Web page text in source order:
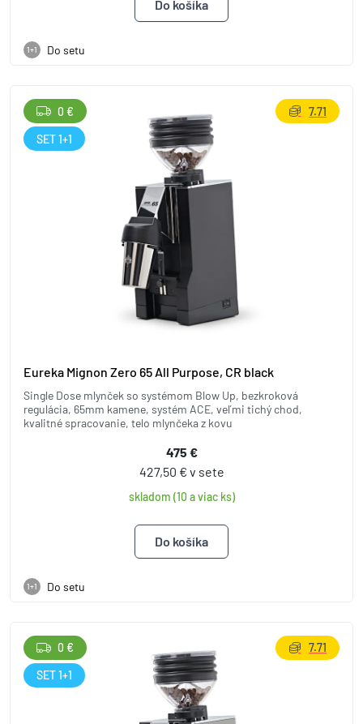
1+1 Do setu
Eureka Mignon Zero 65 All Purpose, CR black
Single Dose mlynček so systémom Blow Up, bezkroková
regulácia, 65mm kamene, systém ACE, veľmi tichý chod,
kvalitné spracovanie, telo mlynčeka z kovu
475 €
427,50 € v sete
skladom (10 a viac ks)
1+1 Do setu
0 €
SET 1+1
7.71
0 €
SET 1+1
7.71